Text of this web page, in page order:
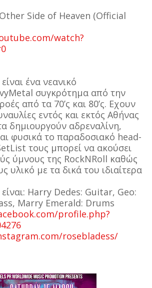
Side of Heaven (Official
watch?
ένα νεανικό
συγκρότημα από την
από τα 70’ς και 80’ς. Εχουν
εντός και εκτός Αθήνας
δημιουργούν αδρεναλίνη,
φυσικά το παραδοσιακό head-
τους μπορεί να ακούσει
ύμνους της RockNRoll καθώς
υλικό με τα δικά του ιδιαίτερα
Harry Dedes: Guitar, Geo:
Marry Emerald: Drums
profile.php?
rosebladess/